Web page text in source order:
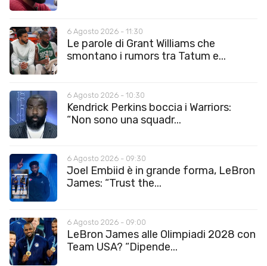
6 Agosto 2026 - 11:30
Le parole di Grant Williams che
smontano i rumors tra Tatum e...
6 Agosto 2026 - 10:30
Kendrick Perkins boccia i Warriors:
“Non sono una squadr...
6 Agosto 2026 - 09:30
Joel Embiid è in grande forma, LeBron
James: “Trust the...
6 Agosto 2026 - 09:00
LeBron James alle Olimpiadi 2028 con
Team USA? “Dipende...